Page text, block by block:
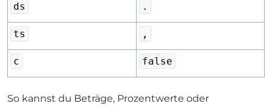
ds .
ts ,
c false
So kannst du Beträge, Prozentwerte oder